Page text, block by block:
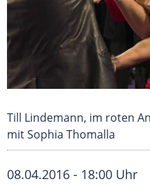
Till Lindemann, im roten
mit Sophia Thomalla
08.04.2016 - 18:00 Uhr